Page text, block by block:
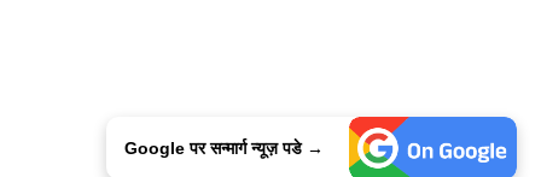
Google पर सन्मार्ग न्यूज़ पडे →